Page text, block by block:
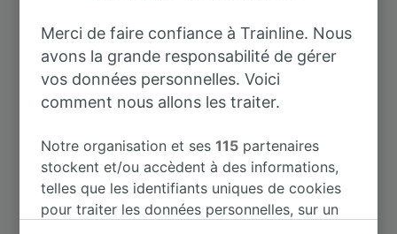
À Heidelberg Hbf 28 m
À Frankfurt (Main) Hbf
À Kaiserslautern Hbf 48 m
À Karlsruhe 41 m
Merci de faire confiance à Trainline. Nous
avons la grande responsabilité de gérer
vos données personnelles. Voici
comment nous allons les traiter.
Notre organisation et ses115 partenaires
stockent et/ou accèdent à des informations,
telles que les identifiants uniques de cookies
pour traiter les données personnelles, sur un